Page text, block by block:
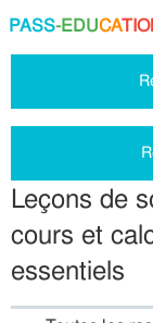
PASS-EDUCA
Leçons de
cours et
essentiels